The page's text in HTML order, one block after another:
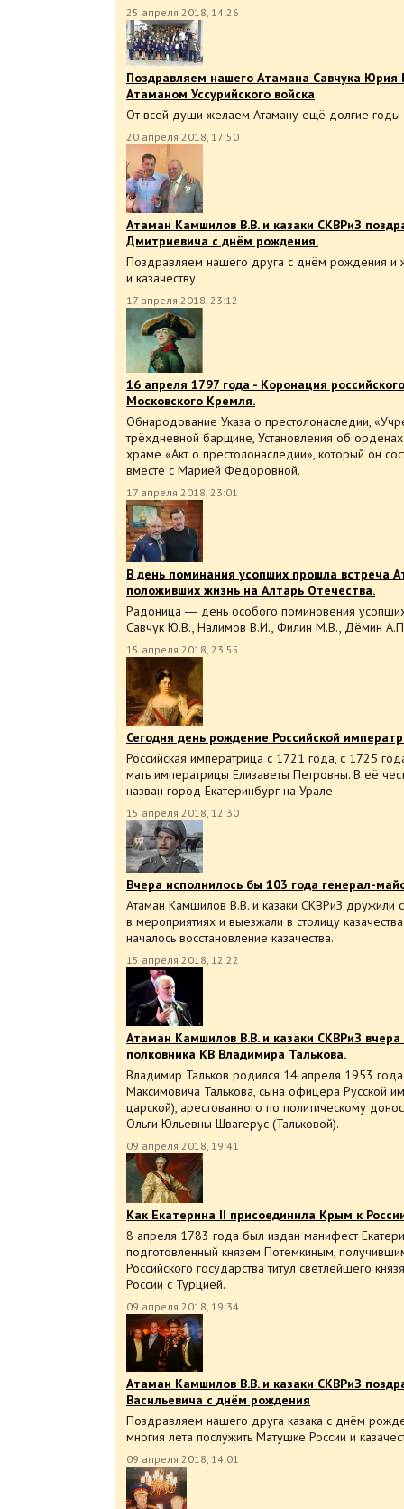
25 апреля 2018, 14:26
Поздравляем нашего Атамана Савчука Юрия
Атаманом Уссурийского войска
От всей души желаем Атаману ещё долгие годы
20 апреля 2018, 17:50
Атаман Камшилов В.В. и казаки СКВРиЗ
Дмитриевича с днём рождения.
Поздравляем нашего друга с днём рождения и
и казачеству.
17 апреля 2018, 23:12
16 апреля 1797 года - Коронация
Московского Кремля.
Обнародование Указа о престолонаследии,
трёхдневной барщине, Установления об
храме «Акт о престолонаследии», который он
вместе с Марией Федоровной.
17 апреля 2018, 23:01
В день поминания усопших прошла встреча
положивших жизнь на Алтарь Отечества.
Радоница ― день особого поминовения
Савчук Ю.В., Налимов В.И., Филин М.В., Дёмин
15 апреля 2018, 23:55
Сегодня день рождение Российской
Российская императрица с 1721 года, с 1725
мать императрицы Елизаветы Петровны. В её
назван город Екатеринбург на Урале
15 апреля 2018, 12:30
Вчера исполнилось бы 103 года генерал-
Атаман Камшилов В.В. и казаки СКВРиЗ дружили
в мероприятиях и выезжали в столицу
началось восстановление казачества.
15 апреля 2018, 12:22
Атаман Камшилов В.В. и казаки СКВРиЗ
полковника КВ Владимира Талькова.
Владимир Тальков родился 14 апреля 1953
Максимовича Талькова, сына офицера Русской
царской), арестованного по политическому
Ольги Юльевны Швагерус (Тальковой).
09 апреля 2018, 19:41
Как Екатерина II присоединила Крым к
8 апреля 1783 года был издан манифест
подготовленный князем Потемкиным,
Российского государства титул светлейшего
России с Турцией.
09 апреля 2018, 19:34
Атаман Камшилов В.В. и казаки СКВРиЗ
Васильевича с днём рождения
Поздравляем нашего друга казака с днём
многия лета послужить Матушке России и
09 апреля 2018, 14:01